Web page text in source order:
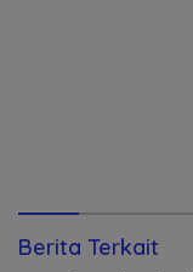
Berita Terkait